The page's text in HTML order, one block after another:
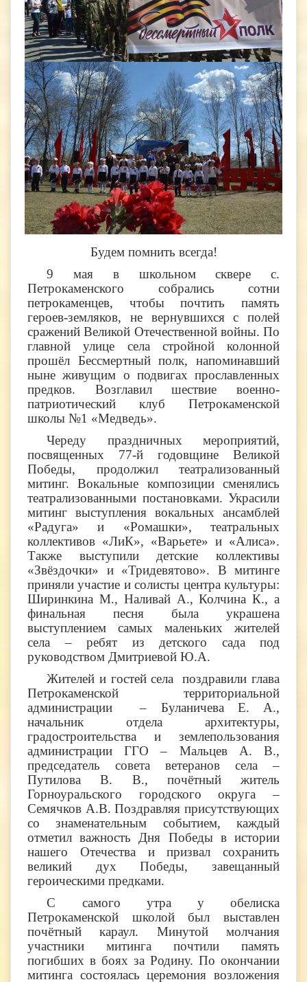
Будем помнить всегда!
9 мая в школьном сквере с.
Петрокаменского собрались сотни
петрокаменцев, чтобы почтить память
героев-земляков, не вернувшихся с полей
сражений Великой Отечественной войны. По
главной улице села стройной колонной
прошёл Бессмертный полк, напоминавший
ныне живущим о подвигах прославленных
предков. Возглавил шествие военно-
патриотический клуб Петрокаменской
школы №1 «Медведь».
Череду праздничных мероприятий,
посвященных 77-й годовщине Великой
Победы, продолжил театрализованный
митинг. Вокальные композиции сменялись
театрализованными постановками. Украсили
митинг выступления вокальных ансамблей
«Радуга» и «Ромашки», театральных
коллективов «ЛиК», «Варьете» и «Алиса».
Также выступили детские коллективы
«Звёздочки» и «Тридевятово». В митинге
приняли участие и солисты центра культуры:
Ширинкина М., Наливай А., Колчина К., а
финальная песня была украшена
выступлением самых маленьких жителей
села – ребят из детского сада под
руководством Дмитриевой Ю.А.
Жителей и гостей села поздравили глава
Петрокаменской территориальной
администрации – Буланичева Е. А.,
начальник отдела архитектуры,
градостроительства и землепользования
администрации ГГО – Мальцев А. В.,
председатель совета ветеранов села –
Путилова В. В., почётный житель
Горноуральского городского округа –
Семячков А.В. Поздравляя присутствующих
со знаменательным событием, каждый
отметил важность Дня Победы в истории
нашего Отечества и призвал сохранить
великий дух Победы, завещанный
героическими предками.
С самого утра у обелиска
Петрокаменской школой был выставлен
почётный караул. Минутой молчания
участники митинга почтили память
погибших в боях за Родину. По окончании
митинга состоялась церемония возложения